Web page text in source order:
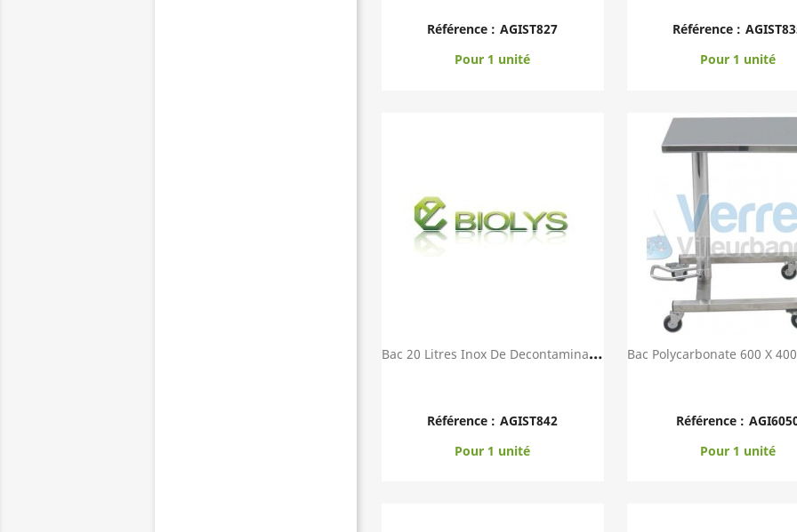
Référence : AGIST827
Pour 1 unité
Référence :
Pour 1 unité
B
Ac 20 Litres Inox De Decontamination Bac Dim....
Référence : AGIST842
Pour 1 unité
Aperçu rapide
Référence :
Pour 1 unité
Aperçu rapide